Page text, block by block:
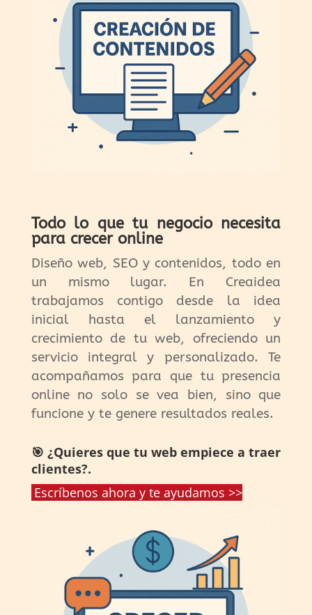
Todo lo que tu negocio necesita
para crecer online
Diseño web, SEO y contenidos, todo en
un mismo lugar. En Creaidea
trabajamos contigo desde la idea
inicial hasta el lanzamiento y
crecimiento de tu web, ofreciendo un
servicio integral y personalizado. Te
acompañamos para que tu presencia
online no solo se vea bien, sino que
funcione y te genere resultados reales.
🎯 ¿Quieres que tu web empiece a traer
clientes?.
Escríbenos ahora y te ayudamos >>